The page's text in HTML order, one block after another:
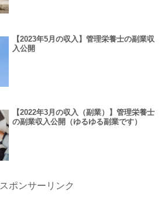
【2023年5月の収入】管理栄養士の副業収
入公開
【2022年3月の収入（副業）】管理栄養士
の副業収入公開（ゆるゆる副業です）
スポンサーリンク